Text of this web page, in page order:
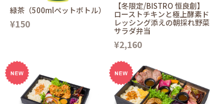
緑茶（500mlペットボトル）
¥150
【冬限定/BISTRO 恒良創】
ローストチキンと極上酵素ド
レッシング添えの朝採れ野菜
サラダ弁当
¥2,160